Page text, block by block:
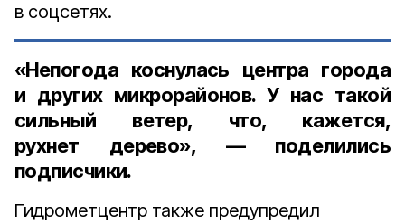
в соцсетях.
«Непогода коснулась центра города
и других микрорайонов. У нас такой
сильный ветер, что, кажется,
рухнет дерево», — поделились
подписчики.
Гидрометцентр также предупредил